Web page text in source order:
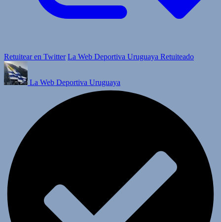
Retuitear en Twitter La Web Deportiva Uruguaya Retuiteado
La Web Deportiva Uruguaya